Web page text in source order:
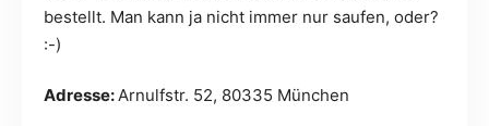
bestellt. Man kann ja nicht immer nur saufen, oder?
:-)
Adresse:Arnulfstr. 52, 80335 München